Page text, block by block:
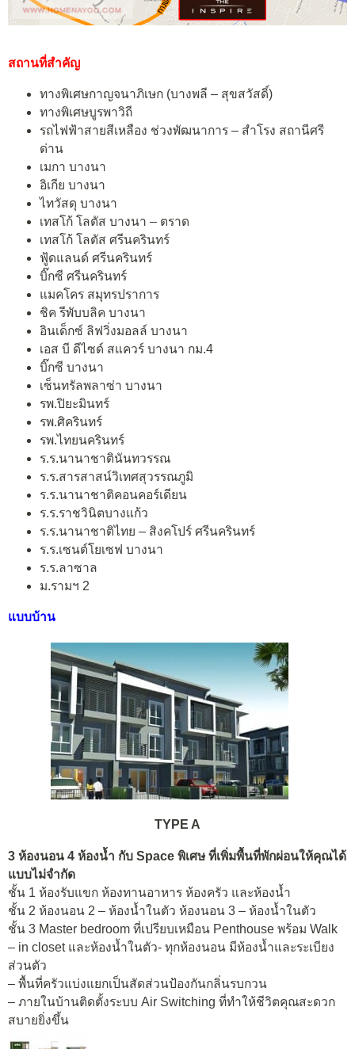
สถานที่สำคัญ
ทางพิเศษกาญจนาภิเษก (บางพลี – สุขสวัสดิ์)
ทางพิเศษบูรพาวิถี
รถไฟฟ้าสายสีเหลือง ช่วงพัฒนาการ – สำโรง สถานีศรี
ด่าน
เมกา บางนา
อิเกีย บางนา
ไทวัสดุ บางนา
เทสโก้ โลตัส บางนา – ตราด
เทสโก้ โลตัส ศรีนครินทร์
ฟู้ดแลนด์ ศรีนครินทร์
บิ๊กซี ศรีนครินทร์
แมคโคร สมุทรปราการ
ชิค รีพับบลิค บางนา
อินเด็กซ์ ลิฟวิ่งมอลล์ บางนา
เอส บี ดีไซด์ สแควร์ บางนา กม.4
บิ๊กซี บางนา
เซ็นทรัลพลาซ่า บางนา
รพ.ปิยะมินทร์
รพ.ศิครินทร์
รพ.ไทยนครินทร์
ร.ร.นานาชาตินันทวรรณ
ร.ร.สารสาสน์วิเทศสุวรรณภูมิ
ร.ร.นานาชาติคอนคอร์เดียน
ร.ร.ราชวินิตบางแก้ว
ร.ร.นานาชาติไทย – สิงคโปร์ ศรีนครินทร์
ร.ร.เซนต์โยเซฟ บางนา
ร.ร.ลาซาล
ม.รามฯ 2
แบบบ้าน
TYPE A
3 ห้องนอน 4 ห้องน้ำ กับ Space พิเศษ ที่เพิ่มพื้นที่พักผ่อนให้คุณได้
แบบไม่จำกัด
ชั้น 1 ห้องรับแขก ห้องทานอาหาร ห้องครัว และห้องน้ำ
ชั้น 2 ห้องนอน 2 – ห้องน้ำในตัว ห้องนอน 3 – ห้องน้ำในตัว
ชั้น 3 Master bedroom ที่เปรียบเหมือน Penthouse พร้อม Walk
– in closet และห้องน้ำในตัว- ทุกห้องนอน มีห้องน้ำและระเบียง
ส่วนตัว
– พื้นที่ครัวแบ่งแยกเป็นสัดส่วนป้องกันกลิ่นรบกวน
– ภายในบ้านติดตั้งระบบ Air Switching ที่ทำให้ชีวิตคุณสะดวก
สบายยิ่งขึ้น